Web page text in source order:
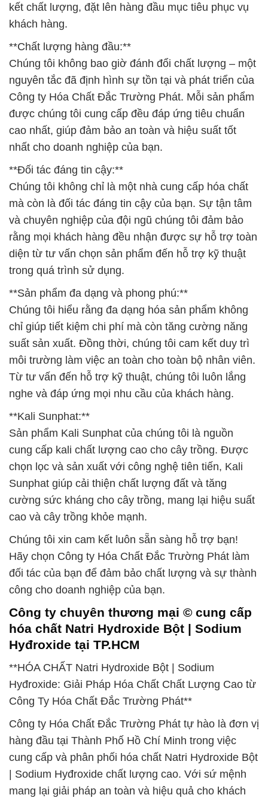
kết chất lượng, đặt lên hàng đầu mục tiêu phục vụ
khách hàng.
**Chất lượng hàng đầu:**
Chúng tôi không bao giờ đánh đổi chất lượng – một
nguyên tắc đã định hình sự tồn tại và phát triển của
Công ty Hóa Chất Đắc Trường Phát. Mỗi sản phẩm
được chúng tôi cung cấp đều đáp ứng tiêu chuẩn
cao nhất, giúp đảm bảo an toàn và hiệu suất tốt
nhất cho doanh nghiệp của bạn.
**Đối tác đáng tin cậy:**
Chúng tôi không chỉ là một nhà cung cấp hóa chất
mà còn là đối tác đáng tin cậy của bạn. Sự tận tâm
và chuyên nghiệp của đội ngũ chúng tôi đảm bảo
rằng mọi khách hàng đều nhận được sự hỗ trợ toàn
diện từ tư vấn chọn sản phẩm đến hỗ trợ kỹ thuật
trong quá trình sử dụng.
**Sản phẩm đa dạng và phong phú:**
Chúng tôi hiểu rằng đa dạng hóa sản phẩm không
chỉ giúp tiết kiệm chi phí mà còn tăng cường năng
suất sản xuất. Đồng thời, chúng tôi cam kết duy trì
môi trường làm việc an toàn cho toàn bộ nhân viên.
Từ tư vấn đến hỗ trợ kỹ thuật, chúng tôi luôn lắng
nghe và đáp ứng mọi nhu cầu của khách hàng.
**Kali Sunphat:**
Sản phẩm Kali Sunphat của chúng tôi là nguồn
cung cấp kali chất lượng cao cho cây trồng. Được
chọn lọc và sản xuất với công nghệ tiên tiến, Kali
Sunphat giúp cải thiện chất lượng đất và tăng
cường sức kháng cho cây trồng, mang lại hiệu suất
cao và cây trồng khỏe mạnh.
Chúng tôi xin cam kết luôn sẵn sàng hỗ trợ bạn!
Hãy chọn Công ty Hóa Chất Đắc Trường Phát làm
đối tác của bạn để đảm bảo chất lượng và sự thành
công cho doanh nghiệp của bạn.
Công ty chuyên thương mại © cung cấp
hóa chất Natri Hydroxide Bột | Sodium
Hyđroxide tại TP.HCM
**HÓA CHẤT Natri Hydroxide Bột | Sodium
Hyđroxide: Giải Pháp Hóa Chất Chất Lượng Cao từ
Công Ty Hóa Chất Đắc Trường Phát**
Công ty Hóa Chất Đắc Trường Phát tự hào là đơn vị
hàng đầu tại Thành Phố Hồ Chí Minh trong việc
cung cấp và phân phối hóa chất Natri Hydroxide Bột
| Sodium Hyđroxide chất lượng cao. Với sứ mệnh
mang lại giải pháp an toàn và hiệu quả cho khách